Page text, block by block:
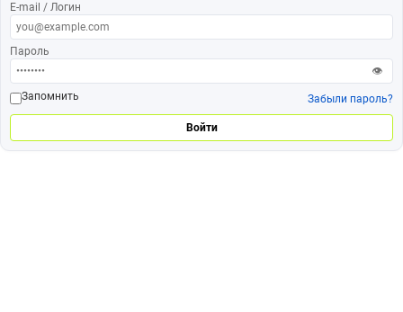
E-mail / Логин
Пароль
👁
Запомнить
Забыли пароль?
Войти